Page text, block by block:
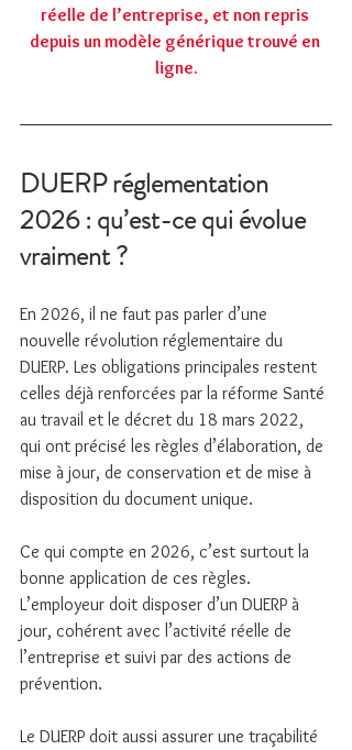
réelle de l’entreprise, et non repris
depuis un modèle générique trouvé en
ligne.
DUERP réglementation
2026 : qu’est-ce qui évolue
vraiment ?
En 2026, il ne faut pas parler d’une
nouvelle révolution réglementaire du
DUERP. Les obligations principales restent
celles déjà renforcées par la réforme Santé
au travail et le décret du 18 mars 2022,
qui ont précisé les règles d’élaboration, de
mise à jour, de conservation et de mise à
disposition du document unique.
Ce qui compte en 2026, c’est surtout la
bonne application de ces règles.
L’employeur doit disposer d’un DUERP à
jour, cohérent avec l’activité réelle de
l’entreprise et suivi par des actions de
prévention.
Le DUERP doit aussi assurer une traçabilité